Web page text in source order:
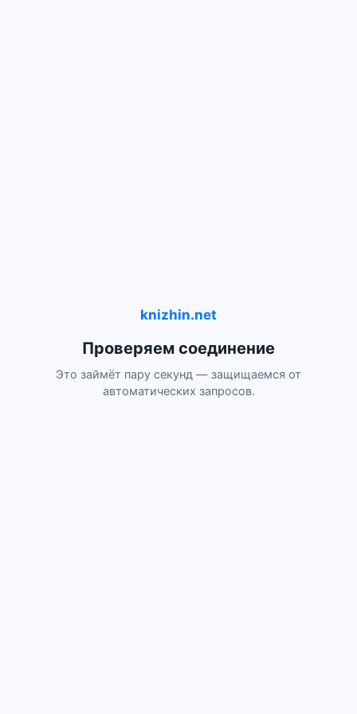
knizhin.net
Проверяем соединение
Это займёт пару секунд — защищаемся от
автоматических запросов.